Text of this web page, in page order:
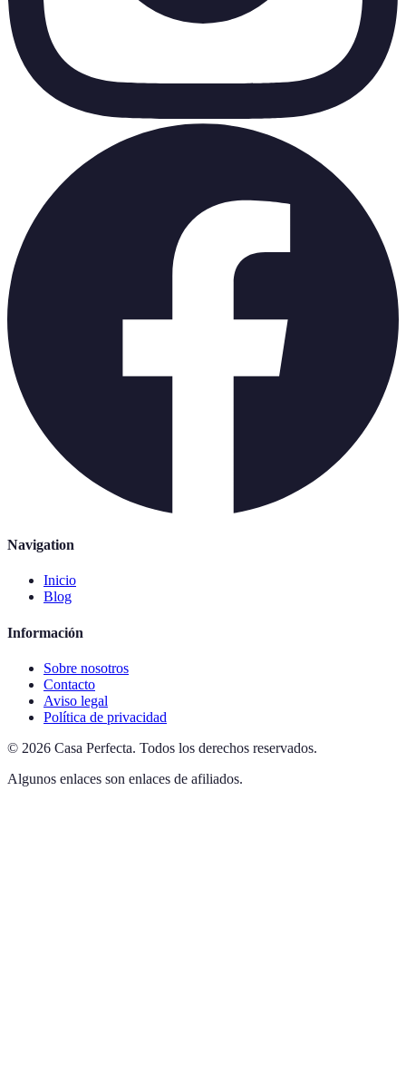
Navigation
Inicio
Blog
Información
Sobre nosotros
Contacto
Aviso legal
Política de privacidad
© 2026 Casa Perfecta. Todos los derechos reservados.
Algunos enlaces son enlaces de afiliados.